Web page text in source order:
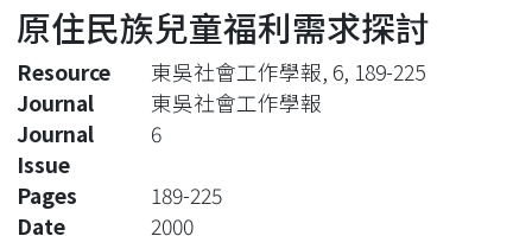
Statistics
原住民族兒童福利需求探討
Resource
東吳社會工作學報, 6, 189-225
Journal
東吳社會工作學報
Journal
Issue
6
Pages
189-225
Date
2000